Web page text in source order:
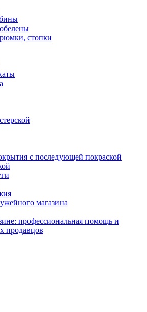
стопки
с последующей покраской
магазина
профессиональная помощь и
продавцов